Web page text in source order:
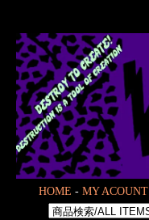
HOME - MY ACOUNT